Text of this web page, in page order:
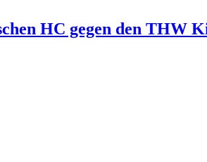
HC gegen den THW